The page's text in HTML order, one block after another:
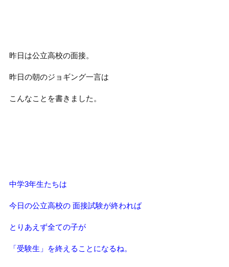
昨日は公立高校の面接。
昨日の朝のジョギング一言は
こんなことを書きました。
中学3年生たちは
今日の公立高校の 面接試験が終われば
とりあえず全ての子が
「受験生」を終えることになるね。